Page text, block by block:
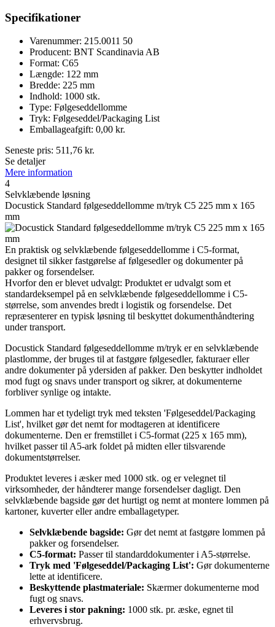
Specifikationer
Varenummer: 215.0011 50
Producent: BNT Scandinavia AB
Format: C65
Længde: 122 mm
Bredde: 225 mm
Indhold: 1000 stk.
Type: Følgeseddellomme
Tryk: Følgeseddel/Packaging List
Emballageafgift: 0,00 kr.
Seneste pris: 511,76 kr.
Se detaljer
Mere information
4
Selvklæbende løsning
Docustick Standard følgeseddellomme m/tryk C5 225 mm x 165
mm
En praktisk og selvklæbende følgeseddellomme i C5-format,
designet til sikker fastgørelse af følgesedler og dokumenter på
pakker og forsendelser.
Hvorfor den er blevet udvalgt: Produktet er udvalgt som et
standardeksempel på en selvklæbende følgeseddellomme i C5-
størrelse, som anvendes bredt i logistik og forsendelse. Det
repræsenterer en typisk løsning til beskyttet dokumenthåndtering
under transport.
Docustick Standard følgeseddellomme m/tryk er en selvklæbende
plastlomme, der bruges til at fastgøre følgesedler, fakturaer eller
andre dokumenter på ydersiden af pakker. Den beskytter indholdet
mod fugt og snavs under transport og sikrer, at dokumenterne
forbliver synlige og intakte.
Lommen har et tydeligt tryk med teksten 'Følgeseddel/Packaging
List', hvilket gør det nemt for modtageren at identificere
dokumenterne. Den er fremstillet i C5-format (225 x 165 mm),
hvilket passer til A5-ark foldet på midten eller tilsvarende
dokumentstørrelser.
Produktet leveres i æsker med 1000 stk. og er velegnet til
virksomheder, der håndterer mange forsendelser dagligt. Den
selvklæbende bagside gør det hurtigt og nemt at montere lommen på
kartoner, kuverter eller andre emballagetyper.
Selvklæbende bagside: Gør det nemt at fastgøre lommen på
pakker og forsendelser.
C5-format: Passer til standarddokumenter i A5-størrelse.
Tryk med 'Følgeseddel/Packaging List': Gør dokumenterne
lette at identificere.
Beskyttende plastmateriale: Skærmer dokumenterne mod
fugt og snavs.
Leveres i stor pakning: 1000 stk. pr. æske, egnet til
erhvervsbrug.